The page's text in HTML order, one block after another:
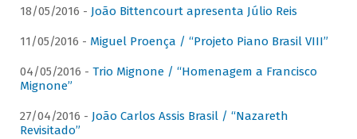
18/05/2016 - João Bittencourt apresenta Júlio Reis
11/05/2016 - Miguel Proença / “Projeto Piano Brasil VIII”
04/05/2016 - Trio Mignone / “Homenagem a Francisco
Mignone”
27/04/2016 - João Carlos Assis Brasil / “Nazareth
Revisitado”